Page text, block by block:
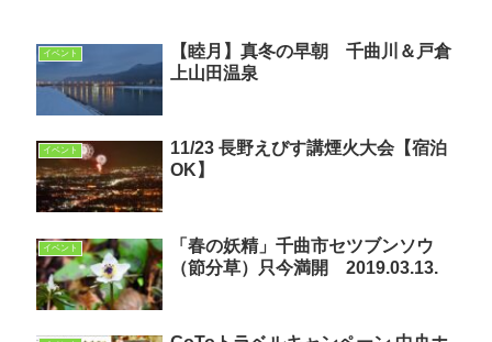
イベント
【睦月】真冬の早朝 千曲川＆戸倉
上山田温泉
イベント
11/23 長野えびす講煙火大会【宿泊
OK】
イベント
「春の妖精」千曲市セツブンソウ
（節分草）只今満開 2019.03.13.